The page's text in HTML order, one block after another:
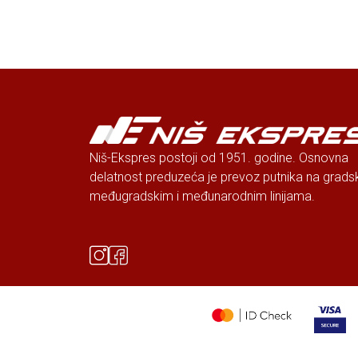
Niš-Ekspres postoji od 1951. godine. Osnovna
delatnost preduzeća je prevoz putnika na
međugradskim i međunarodnim linijama.